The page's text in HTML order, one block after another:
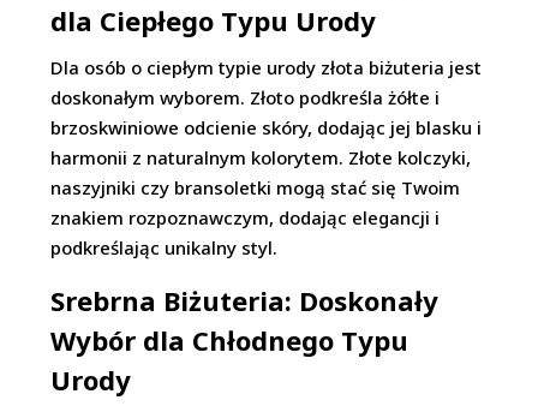
dla Ciepłego Typu Urody
Dla osób o ciepłym typie urody złota biżuteria jest
doskonałym wyborem. Złoto podkreśla żółte i
brzoskwiniowe odcienie skóry, dodając jej blasku i
harmonii z naturalnym kolorytem. Złote kolczyki,
naszyjniki czy bransoletki mogą stać się Twoim
znakiem rozpoznawczym, dodając elegancji i
podkreślając unikalny styl.
Srebrna Biżuteria: Doskonały
Wybór dla Chłodnego Typu
Urody